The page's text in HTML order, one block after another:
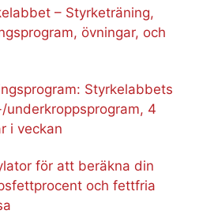
– Styrketräning,
övningar, och
Styrkelabbets
underkroppsprogram, 4
i veckan
för att beräkna din
och fettfria